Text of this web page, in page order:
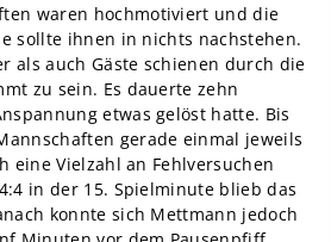
waren hochmotiviert und die
sollte ihnen in nichts nachstehen.
als auch Gäste schienen durch die
zu sein. Es dauerte zehn
etwas gelöst hatte. Bis
gerade einmal jeweils
eine Vielzahl an Fehlversuchen
in der 15. Spielminute blieb das
konnte sich Mettmann jedoch